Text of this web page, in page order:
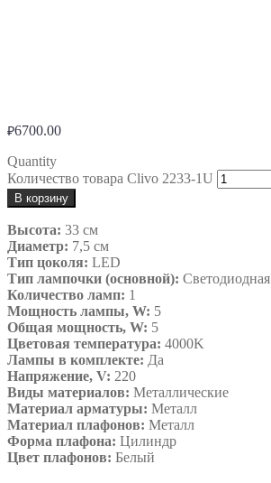
₽6700.00
Quantity
Количество товара Clivo 2233-1U
В корзину
Высота: 33 см
Диаметр: 7,5 см
Тип цоколя: LED
Тип лампочки (основной): Светодиодная
Количество ламп: 1
Мощность лампы, W: 5
Общая мощность, W: 5
Цветовая температура: 4000K
Лампы в комплекте: Да
Напряжение, V: 220
Виды материалов: Металлические
Материал арматуры: Металл
Материал плафонов: Металл
Форма плафона: Цилиндр
Цвет плафонов: Белый